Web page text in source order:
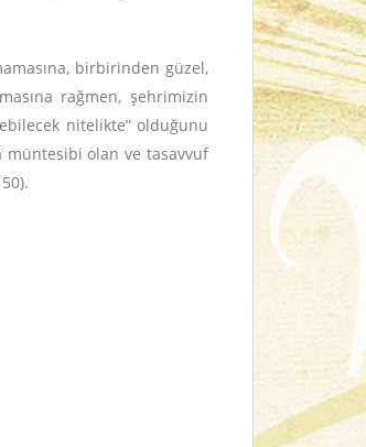
birbirinden güzel,
rağmen, şehrimizin
nitelikte” olduğunu
müntesibi olan ve tasavvuf